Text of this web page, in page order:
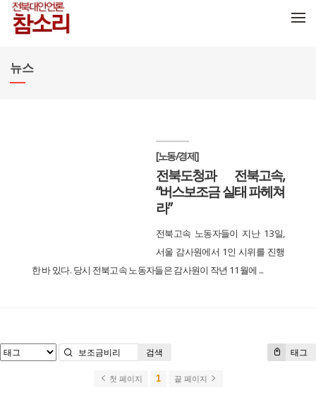
뉴스
[노동/경제]
전북도청과 전북고속,
“버스보조금 실태 파헤쳐
라”
전북고속 노동자들이 지난 13일,
서울 감사원에서 1인 시위를 진행
한 바 있다. 당시 전북고속 노동자들은 감사원이 작년 11월에 ...
태그
검색
첫 페이지 1 끝 페이지